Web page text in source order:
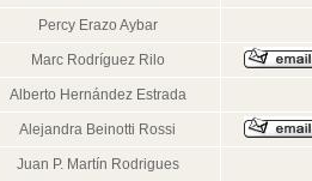
Percy Erazo Aybar
Marc Rodríguez Rilo
Alberto Hernández Estrada
Alejandra Beinotti Rossi
Juan P. Martín Rodrigues